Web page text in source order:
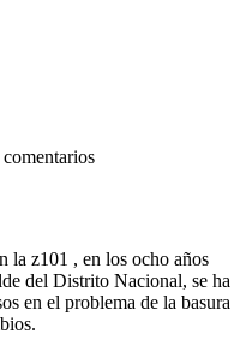
la z101 , en los ocho años
del Distrito Nacional, se ha
en el problema de la basura